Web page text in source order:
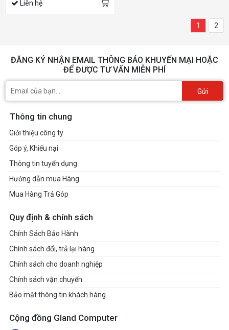
Liên hệ
1 2
ĐĂNG KÝ NHẬN EMAIL THÔNG BÁO KHUYẾN MẠI HOẶC
ĐỂ ĐƯỢC TƯ VẤN MIỄN PHÍ
Gửi
Thông tin chung
Giới thiệu công ty
Góp ý, Khiếu nại
Thông tin tuyển dụng
Hướng dẫn mua Hàng
Mua Hàng Trả Góp
Quy định & chính sách
Chính Sách Bảo Hành
Chính sách đổi, trả lại hàng
Chính sách cho doanh nghiệp
Chính sách vận chuyển
Bảo mật thông tin khách hàng
Cộng đồng Gland Computer